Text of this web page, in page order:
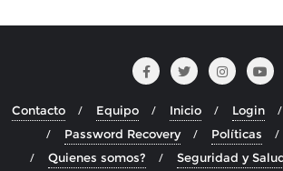
Contacto Equipo Inicio Login
Password Recovery
Políticas
Quienes somos?
Seguridad y